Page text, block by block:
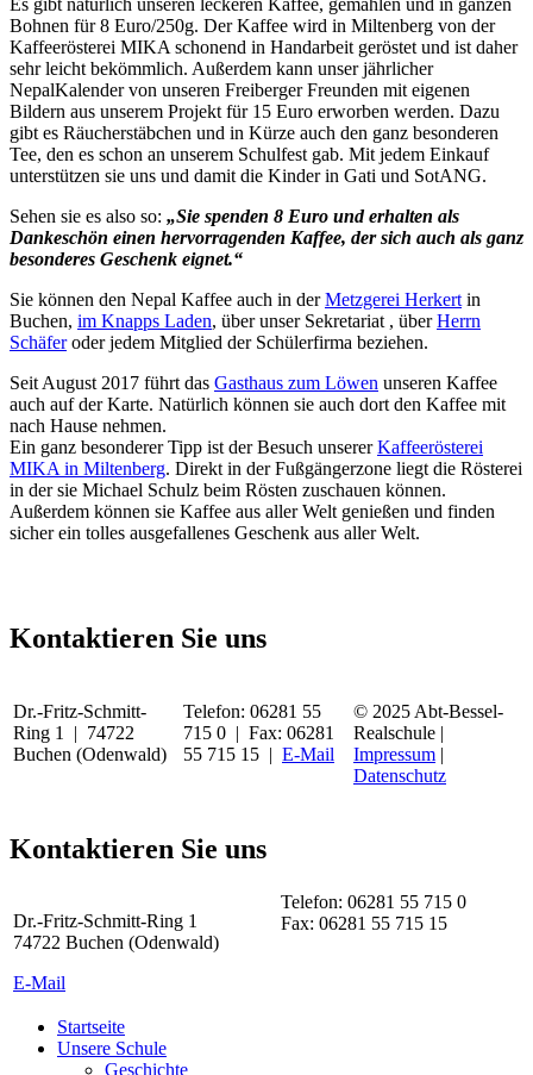
Bohnen für 8 Euro/250g. Der Kaffee wird in Miltenberg von der
Kaffeerösterei MIKA schonend in Handarbeit geröstet und ist daher
sehr leicht bekömmlich. Außerdem kann unser jährlicher
NepalKalender von unseren Freiberger Freunden mit eigenen
Bildern aus unserem Projekt für 15 Euro erworben werden. Dazu
gibt es Räucherstäbchen und in Kürze auch den ganz besonderen
Tee, den es schon an unserem Schulfest gab. Mit jedem Einkauf
unterstützen sie uns und damit die Kinder in Gati und SotANG.
Sehen sie es also so: „Sie spenden 8 Euro und erhalten als
Dankeschön einen hervorragenden Kaffee, der sich auch als ganz
besonderes Geschenk eignet.“
Sie können den Nepal Kaffee auch in derMetzgerei Herkert in
Buchen, im Knapps Laden, über unser Sekretariat , überHerrn
Schäferoder jedem Mitglied der Schülerfirma beziehen.
Seit August 2017 führt das Gasthaus zum Löwen unseren Kaffee
auch auf der Karte. Natürlich können sie auch dort den Kaffee mit
nach Hause nehmen.
Ein ganz besonderer Tipp ist der Besuch unsererKaffeerösterei
MIKA in Miltenberg. Direkt in der Fußgängerzone liegt die Rösterei
in der sie Michael Schulz beim Rösten zuschauen können.
Außerdem können sie Kaffee aus aller Welt genießen und finden
sicher ein tolles ausgefallenes Geschenk aus aller Welt.
Kontaktieren Sie uns
Dr.-Fritz-Schmitt-
Ring 1 | 74722
Buchen (Odenwald)
Telefon: 06281 55
715 0 | Fax: 06281
55 715 15 | E-Mail
© 2025 Abt-Bessel-
Realschule |
Impressum |
Datenschutz
Kontaktieren Sie uns
Dr.-Fritz-Schmitt-Ring 1
74722 Buchen (Odenwald)
E-Mail
Telefon: 06281 55 715 0
Fax: 06281 55 715 15
Startseite
Unsere Schule
Geschichte